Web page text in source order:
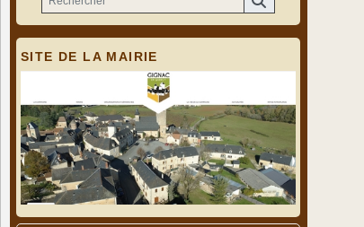
SITE DE LA MAIRIE